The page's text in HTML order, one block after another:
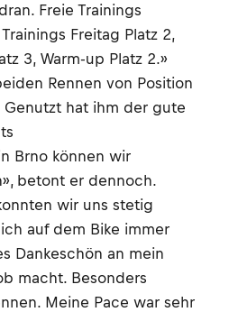
Freie Trainings
Freitag Platz 2,
3, Warm-up Platz 2.»
Rennen von Position
Genutzt hat ihm der gute
Brno können wir
betont er dennoch.
wir uns stetig
auf dem Bike immer
Dankeschön an mein
macht. Besonders
Meine Pace war sehr